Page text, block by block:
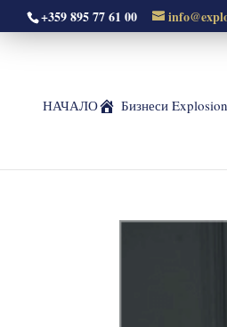
+359 895 77 61 00
НАЧАЛО Бизнеси Explosion